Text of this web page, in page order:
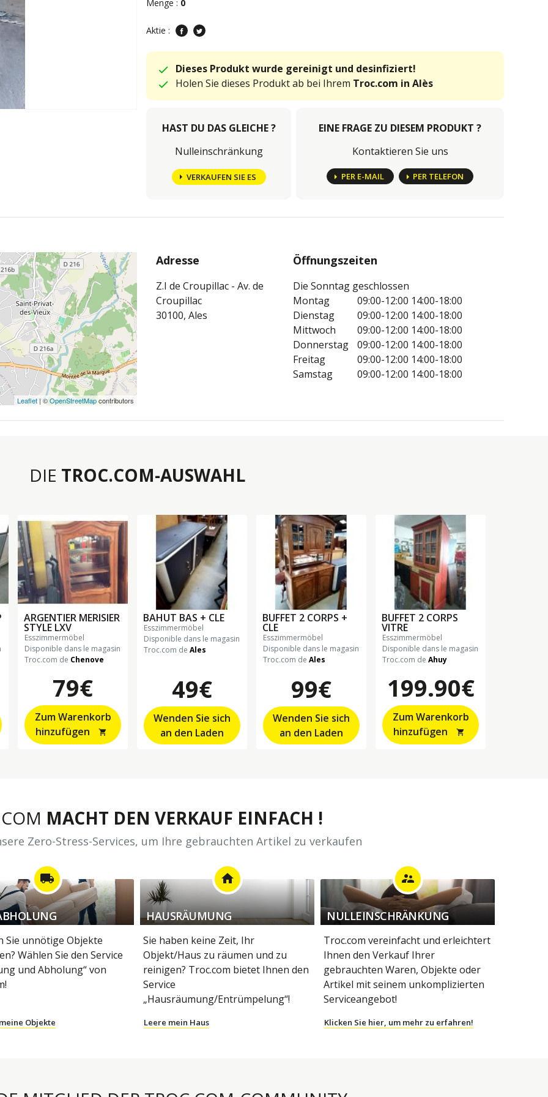
Menge : 0
Aktie :
Dieses Produkt wurde gereinigt und desinfiziert!
Holen Sie dieses Produkt ab bei Ihrem Troc.com in Alès
HAST DU DAS GLEICHE ?
Nulleinschränkung
VERKAUFEN SIE ES
EINE FRAGE ZU DIESEM PRODUKT ?
Kontaktieren Sie uns
PER E-MAIL PER TELEFON
Leaflet | ©OpenStreetMapcontributors
Adresse
Z.I de Croupillac - Av. de
Croupillac
30100, Ales
Öffnungszeiten
Die Sonntag geschlossen
Montag
09:00-12:00 14:00-18:00
Dienstag
09:00-12:00 14:00-18:00
Mittwoch
09:00-12:00 14:00-18:00
Donnerstag
09:00-12:00 14:00-18:00
Freitag
09:00-12:00 14:00-18:00
Samstag
09:00-12:00 14:00-18:00
DIE TROC.COM-AUSWAHL
ARGENTIER MERISIER
STYLE LXV
esszimmermöbel
Disponible dans le magasin
Troc.com de Chenove
79€
Zum Warenkorb
hinzufügen
shopping_cart
BAHUT BAS + CLE
esszimmermöbel
Disponible dans le magasin
Troc.com de Ales
49€
Wenden Sie sich
an den Laden
BUFFET 2 CORPS +
CLE
esszimmermöbel
Disponible dans le magasin
Troc.com de Ales
99€
Wenden Sie sich
an den Laden
BUFFET 2 CORPS
VITRE
esszimmermöbel
Disponible dans le magasin
Troc.com de Ahuy
199.90€
Zum Warenkorb
hinzufügen
shopping_cart
MACHT DEN VERKAUF EINFACH !
Zero-Stress-Services, um Ihre gebrauchten Artikel zu verkaufen
local_shipping
Sie unnötige Objekte
Wählen Sie den Service
und Abholung“ von
Objekte
home
HAUSRÄUMUNG
Sie haben keine Zeit, Ihr
Objekt/Haus zu räumen und zu
reinigen? Troc.com bietet Ihnen den
Service
„Hausräumung/Entrümpelung“!
Leere mein Haus
supervisor_account
NULLEINSCHRÄNKUNG
Troc.com vereinfacht und erleichtert
Ihnen den Verkauf Ihrer
gebrauchten Waren, Objekte oder
Artikel mit seinem unkomplizierten
Serviceangebot!
Klicken Sie hier, um mehr zu erfahren!